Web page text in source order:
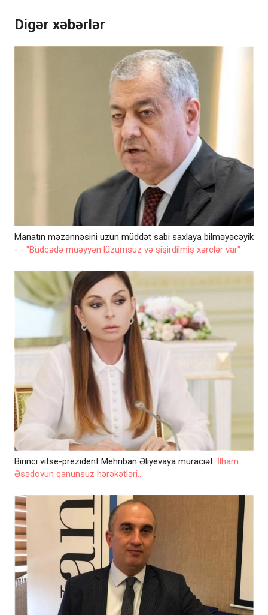
Digər xəbərlər
Manatın məzənnəsini uzun müddət sabi saxlaya bilməyəcəyik
- - "Büdcədə müəyyən lüzumsuz və şişirdilmiş xərclər var"
Birinci vitse-prezident Mehriban Əliyevaya müraciət: İlham
Əsədovun qanunsuz hərəkətləri...